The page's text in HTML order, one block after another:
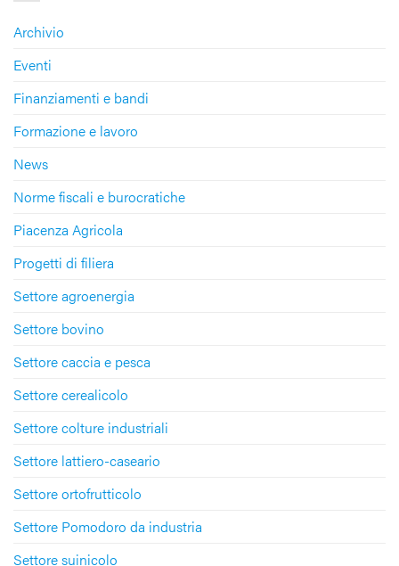
Archivio
Eventi
Finanziamenti e bandi
Formazione e lavoro
News
Norme fiscali e burocratiche
Piacenza Agricola
Progetti di filiera
Settore agroenergia
Settore bovino
Settore caccia e pesca
Settore cerealicolo
Settore colture industriali
Settore lattiero-caseario
Settore ortofrutticolo
Settore Pomodoro da industria
Settore suinicolo